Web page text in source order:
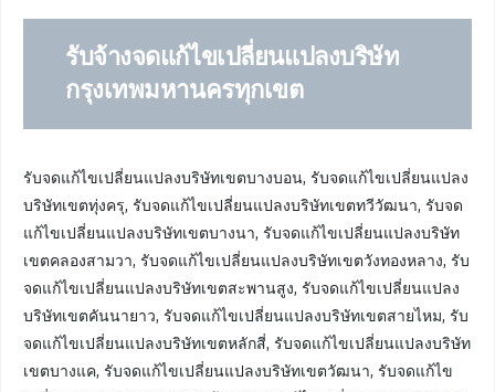
รับจ้างจดแก้ไขเปลี่ยนแปลงบริษัท
กรุงเทพมหานครทุกเขต
รับจดแก้ไขเปลี่ยนแปลงบริษัทเขตบางบอน, รับจดแก้ไขเปลี่ยนแปลง
บริษัทเขตทุ่งครุ, รับจดแก้ไขเปลี่ยนแปลงบริษัทเขตทวีวัฒนา, รับจด
แก้ไขเปลี่ยนแปลงบริษัทเขตบางนา, รับจดแก้ไขเปลี่ยนแปลงบริษัท
เขตคลองสามวา, รับจดแก้ไขเปลี่ยนแปลงบริษัทเขตวังทองหลาง, รับ
จดแก้ไขเปลี่ยนแปลงบริษัทเขตสะพานสูง, รับจดแก้ไขเปลี่ยนแปลง
บริษัทเขตคันนายาว, รับจดแก้ไขเปลี่ยนแปลงบริษัทเขตสายไหม, รับ
จดแก้ไขเปลี่ยนแปลงบริษัทเขตหลักสี่, รับจดแก้ไขเปลี่ยนแปลงบริษัท
เขตบางแค, รับจดแก้ไขเปลี่ยนแปลงบริษัทเขตวัฒนา, รับจดแก้ไข